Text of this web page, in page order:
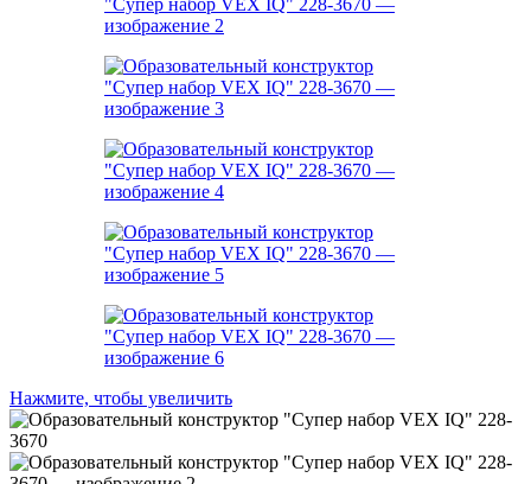
Нажмите, чтобы увеличить